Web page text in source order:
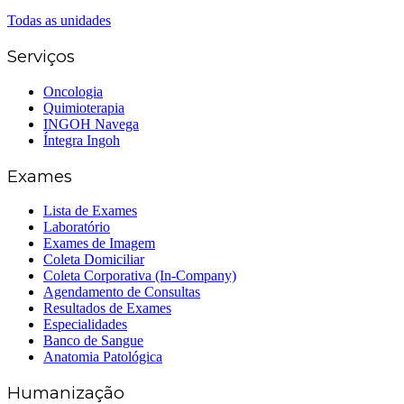
Todas as unidades
Serviços
Oncologia
Quimioterapia
INGOH Navega
Íntegra Ingoh
Exames
Lista de Exames
Laboratório
Exames de Imagem
Coleta Domiciliar
Coleta Corporativa (In-Company)
Agendamento de Consultas
Resultados de Exames
Especialidades
Banco de Sangue
Anatomia Patológica
Humanização